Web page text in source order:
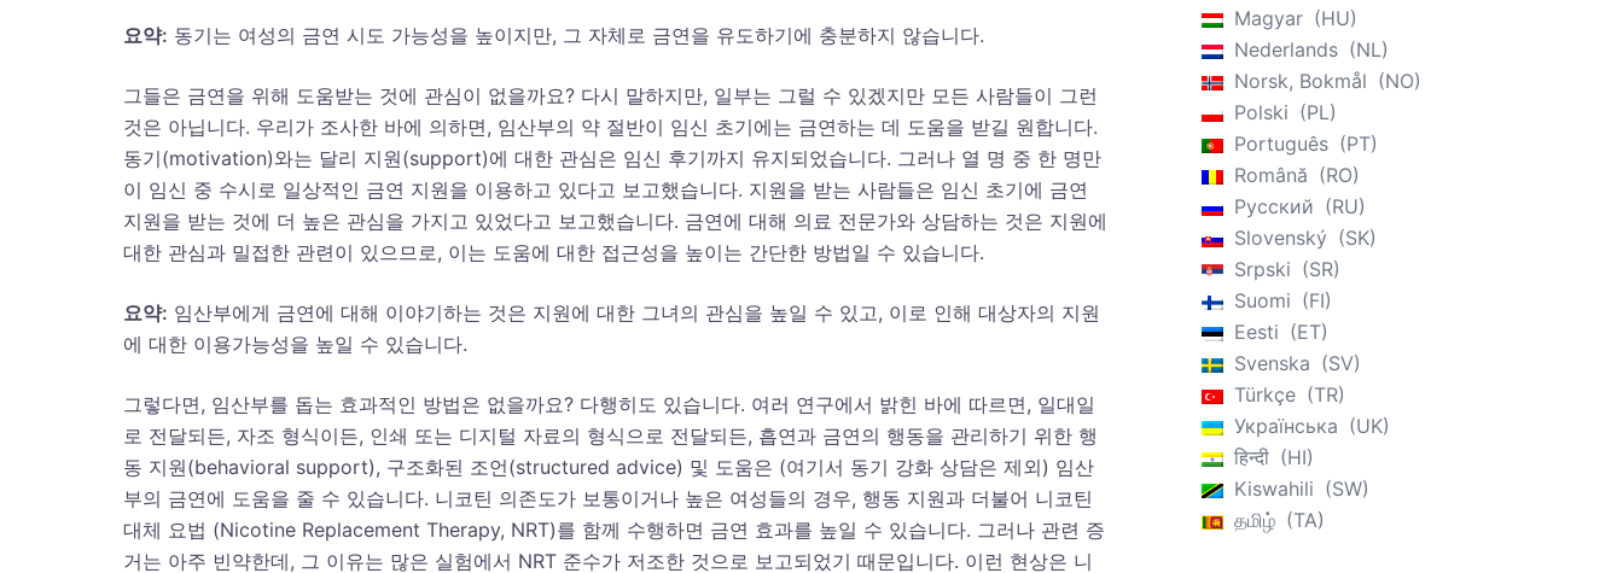
요약: 동기는 여성의 금연 시도 가능성을 높이지만, 그 자체로 금연을 유도하기에 충분하지 않습니다.
그들은 금연을 위해 도움받는 것에 관심이 없을까요? 다시 말하지만, 일부는 그럴 수 있겠지만 모든 사람들이 그런
것은 아닙니다. 우리가 조사한 바에 의하면, 임산부의 약 절반이 임신 초기에는 금연하는 데 도움을 받길 원합니다.
동기(motivation)와는 달리 지원(support)에 대한 관심은 임신 후기까지 유지되었습니다. 그러나 열 명 중 한 명만
이 임신 중 수시로 일상적인 금연 지원을 이용하고 있다고 보고했습니다. 지원을 받는 사람들은 임신 초기에 금연
지원을 받는 것에 더 높은 관심을 가지고 있었다고 보고했습니다. 금연에 대해 의료 전문가와 상담하는 것은 지원에
대한 관심과 밀접한 관련이 있으므로, 이는 도움에 대한 접근성을 높이는 간단한 방법일 수 있습니다.
요약: 임산부에게 금연에 대해 이야기하는 것은 지원에 대한 그녀의 관심을 높일 수 있고, 이로 인해 대상자의 지원
에 대한 이용가능성을 높일 수 있습니다.
그렇다면, 임산부를 돕는 효과적인 방법은 없을까요? 다행히도 있습니다. 여러 연구에서 밝힌 바에 따르면, 일대일
로 전달되든, 자조 형식이든, 인쇄 또는 디지털 자료의 형식으로 전달되든, 흡연과 금연의 행동을 관리하기 위한 행
동 지원(behavioral support), 구조화된 조언(structured advice) 및 도움은 (여기서 동기 강화 상담은 제외) 임산
부의 금연에 도움을 줄 수 있습니다. 니코틴 의존도가 보통이거나 높은 여성들의 경우, 행동 지원과 더불어 니코틴
대체 요법 (Nicotine Replacement Therapy, NRT)를 함께 수행하면 금연 효과를 높일 수 있습니다. 그러나 관련 증
거는 아주 빈약한데, 그 이유는 많은 실험에서 NRT 준수가 저조한 것으로 보고되었기 때문입니다. 이런 현상은 니
Magyar
HU
Nederlands
NL
Norsk, Bokmål
NO
Polski
PL
Português
PT
Română
RO
Русский
RU
Slovenský
SK
Srpski
SR
Suomi
FI
Eesti
ET
Svenska
SV
Türkçe
TR
Українська
UK
हिन्दी
HI
Kiswahili
SW
தமிழ்
TA